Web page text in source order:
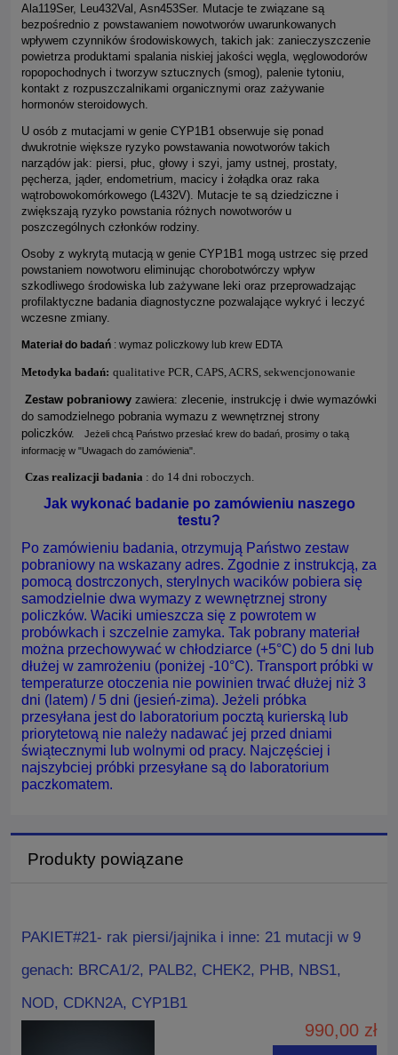
Ala119Ser, Leu432Val, Asn453Ser. Mutacje te związane są
bezpośrednio z powstawaniem nowotworów uwarunkowanych
wpływem czynników środowiskowych, takich jak: zanieczyszczenie
powietrza produktami spalania niskiej jakości węgla, węglowodorów
ropopochodnych i tworzyw sztucznych (smog), palenie tytoniu,
kontakt z rozpuszczalnikami organicznymi oraz zażywanie
hormonów steroidowych.
U osób z mutacjami w genie CYP1B1 obserwuje się ponad
dwukrotnie większe ryzyko powstawania nowotworów takich
narządów jak: piersi, płuc, głowy i szyi, jamy ustnej, prostaty,
pęcherza, jąder, endometrium, macicy i żołądka oraz raka
wątrobowokomórkowego (L432V). Mutacje te są dziedziczne i
zwiększają ryzyko powstania różnych nowotworów u
poszczególnych członków rodziny.
Osoby z wykrytą mutacją w genie CYP1B1 mogą ustrzec się przed
powstaniem nowotworu eliminując chorobotwórczy wpływ
szkodliwego środowiska lub zażywane leki oraz przeprowadzając
profilaktyczne badania diagnostyczne pozwalające wykryć i leczyć
wczesne zmiany.
Materiał do badań : wymaz policzkowy lub krew EDTA
Metodyka badań: qualitative PCR, CAPS, ACRS, sekwencjonowanie
Zestaw pobraniowy zawiera: zlecenie, instrukcję i dwie wymazówki
do samodzielnego pobrania wymazu z wewnętrznej strony
policzków.
Jeżeli chcą Państwo przesłać krew do badań, prosimy o taką
informację w "Uwagach do zamówienia".
Czas realizacji badania : do 14 dni roboczych.
Jak wykonać badanie po zamówieniu naszego
testu?
Po zamówieniu badania, otrzymują Państwo zestaw
pobraniowy na wskazany adres. Zgodnie z instrukcją, za
pomocą dostrczonych, sterylnych wacików pobiera się
samodzielnie dwa wymazy z wewnętrznej strony
policzków. Waciki umieszcza się z powrotem w
probówkach i szczelnie zamyka. Tak pobrany materiał
można przechowywać w chłodziarce (+5°C) do 5 dni lub
dłużej w zamrożeniu (poniżej -10°C). Transport próbki w
temperaturze otoczenia nie powinien trwać dłużej niż 3
dni (latem) / 5 dni (jesień-zima). Jeżeli próbka
przesyłana jest do laboratorium pocztą kurierską lub
priorytetową nie należy nadawać jej przed dniami
świątecznymi lub wolnymi od pracy. Najczęściej i
najszybciej próbki przesyłane są do laboratorium
paczkomatem.
Produkty powiązane
PAKIET#21- rak piersi/jajnika i inne: 21 mutacji w 9
genach: BRCA1/2, PALB2, CHEK2, PHB, NBS1,
NOD, CDKN2A, CYP1B1
990,00 zł